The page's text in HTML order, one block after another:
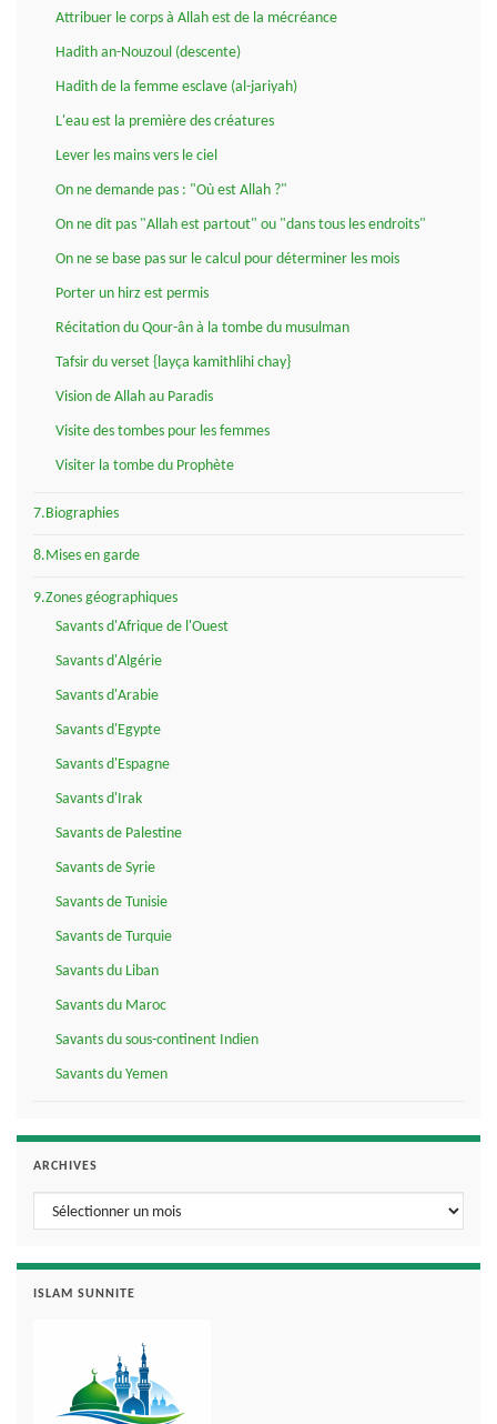
Attribuer le corps à Allah est de la mécréance
Hadith an-Nouzoul (descente)
Hadith de la femme esclave (al-jariyah)
L'eau est la première des créatures
Lever les mains vers le ciel
On ne demande pas : "Où est Allah ?"
On ne dit pas "Allah est partout" ou "dans tous les endroits"
On ne se base pas sur le calcul pour déterminer les mois
Porter un hirz est permis
Récitation du Qour-ân à la tombe du musulman
Tafsir du verset {layça kamithlihi chay}
Vision de Allah au Paradis
Visite des tombes pour les femmes
Visiter la tombe du Prophète
7.Biographies
8.Mises en garde
9.Zones géographiques
Savants d'Afrique de l'Ouest
Savants d'Algérie
Savants d'Arabie
Savants d'Egypte
Savants d'Espagne
Savants d'Irak
Savants de Palestine
Savants de Syrie
Savants de Tunisie
Savants de Turquie
Savants du Liban
Savants du Maroc
Savants du sous-continent Indien
Savants du Yemen
ARCHIVES
Archives
ISLAM SUNNITE